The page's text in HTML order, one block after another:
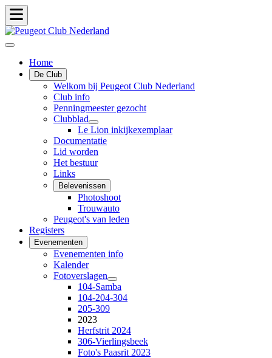
Home
De Club
Welkom bij Peugeot Club Nederland
Club info
Penningmeester gezocht
Clubblad
Le Lion inkijkexemplaar
Documentatie
Lid worden
Het bestuur
Links
Belevenissen
Photoshoot
Trouwauto
Peugeot's van leden
Registers
Evenementen
Evenementen info
Kalender
Fotoverslagen
104-Samba
104-204-304
205-309
2023
Herfstrit 2024
306-Vierlingsbeek
Foto's Paasrit 2023